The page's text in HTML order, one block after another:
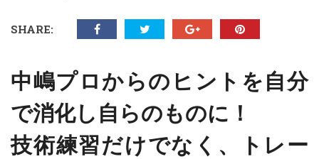
SHARE:
中嶋プロからのヒントを自分
で消化し自らのものに！
技術練習だけでなく、トレー